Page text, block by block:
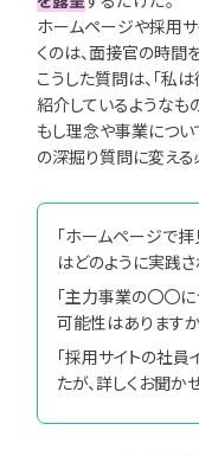
ホームページや採用
くのは、面接官の時間
こうした質問は、「私
紹介しているようなも
もし理念や事業につい
の深掘り質問に変える
「ホームページで
はどのように実践さ
「主力事業の〇〇
可能性はありますか
「採用サイトの社
たが、詳しくお聞か